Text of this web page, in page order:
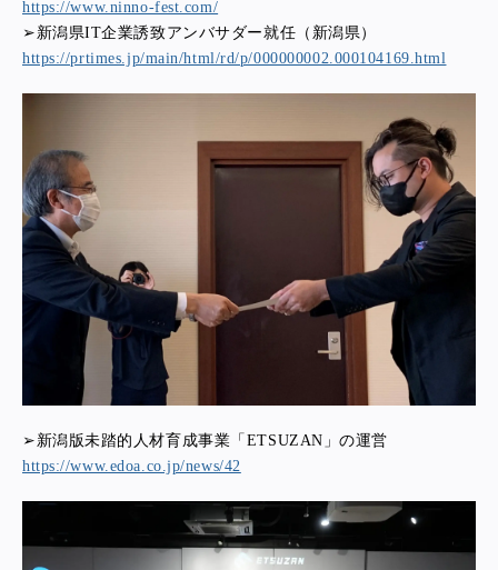
https://www.ninno-fest.com/
➢新潟県IT企業誘致アンバサダー就任（新潟県）
https://prtimes.jp/main/html/rd/p/000000002.000104169.html
➢新潟版未踏的人材育成事業「ETSUZAN」の運営
https://www.edoa.co.jp/news/42